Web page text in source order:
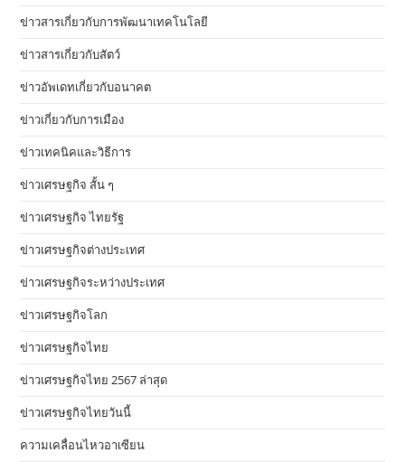
ข่าวสารเกี่ยวกับการพัฒนาเทคโนโลยี
ข่าวสารเกี่ยวกับสัตว์
ข่าวอัพเดทเกี่ยวกับอนาคต
ข่าวเกี่ยวกับการเมือง
ข่าวเทคนิคและวิธีการ
ข่าวเศรษฐกิจ สั้น ๆ
ข่าวเศรษฐกิจ ไทยรัฐ
ข่าวเศรษฐกิจต่างประเทศ
ข่าวเศรษฐกิจระหว่างประเทศ
ข่าวเศรษฐกิจโลก
ข่าวเศรษฐกิจไทย
ข่าวเศรษฐกิจไทย 2567 ล่าสุด
ข่าวเศรษฐกิจไทยวันนี้
ความเคลื่อนไหวอาเซียน